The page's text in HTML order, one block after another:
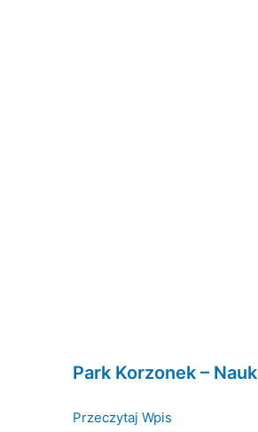
Park Korzonek –
Przeczytaj Wpis